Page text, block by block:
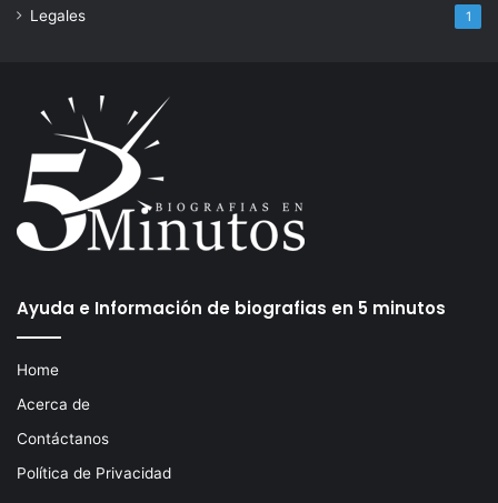
Legales 1
Ayuda e Información de biografias en 5 minutos
Home
Acerca de
Contáctanos
Política de Privacidad